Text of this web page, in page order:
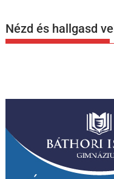
Nézd és hallgasd